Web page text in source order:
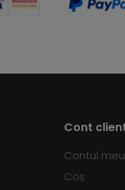
Cont
Contul meu
Coș